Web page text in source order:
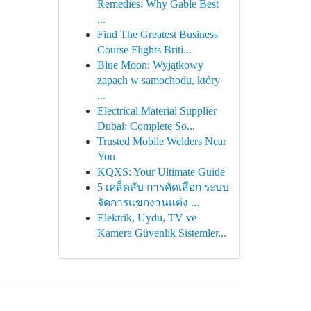
Remedies: Why Gable Best
...
Find The Greatest Business
Course Flights Briti...
Blue Moon: Wyjątkowy
zapach w samochodu, który
...
Electrical Material Supplier
Dubai: Complete So...
Trusted Mobile Welders Near
You
KQXS: Your Ultimate Guide
5 เคล็ดลับ การคัดเลือก ระบบ
จัดการแขกงานแต่ง ...
Elektrik, Uydu, TV ve
Kamera Güvenlik Sistemler...